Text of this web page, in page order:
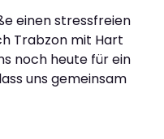
einen stressfreien
Trabzon mit Hart
noch heute für ein
uns gemeinsam